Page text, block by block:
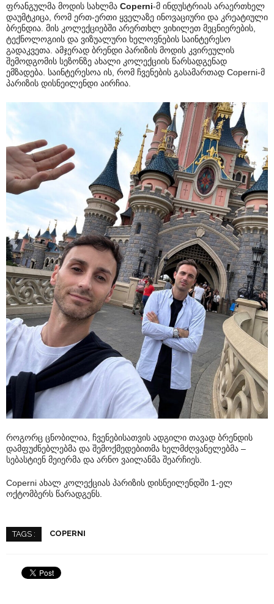
ფრანგულმა მოდის სახლმა Coperni-მ ინდუსტრიას არაერთხელ
დაუმტკიცა, რომ ერთ-ერთი ყველაზე ინოვაციური და კრეატიული
ბრენდია. მის კოლექციებში არერთხლ ვიხილეთ მეცნიერების,
ტექნოლოგიის და ვიზუალური ხელოვნების საინტერესო
გადაკვეთა. ამჯერად ბრენდი პარიზის მოდის კვირეულის
შემოდგომის სეზონზე ახალი კოლექციის წარსადგენად
ემზადება. საინტერესოა ის, რომ ჩვენების გასამართად Coperni-მ
პარიზის დისნეილენდი აირჩია.
როგორც ცნობილია, ჩვენებისათვის ადგილი თავად ბრენდის
დამფუძნებლებმა და შემოქმედებითმა ხელმძღვანელებმა –
სებასტიენ მეიერმა და არნო ვაილანმა შეარჩიეს.
Coperni ახალ კოლექციას პარიზის დისნეილენდში 1-ელ
ოქტომბერს წარადგენს.
TAGS : COPERNI